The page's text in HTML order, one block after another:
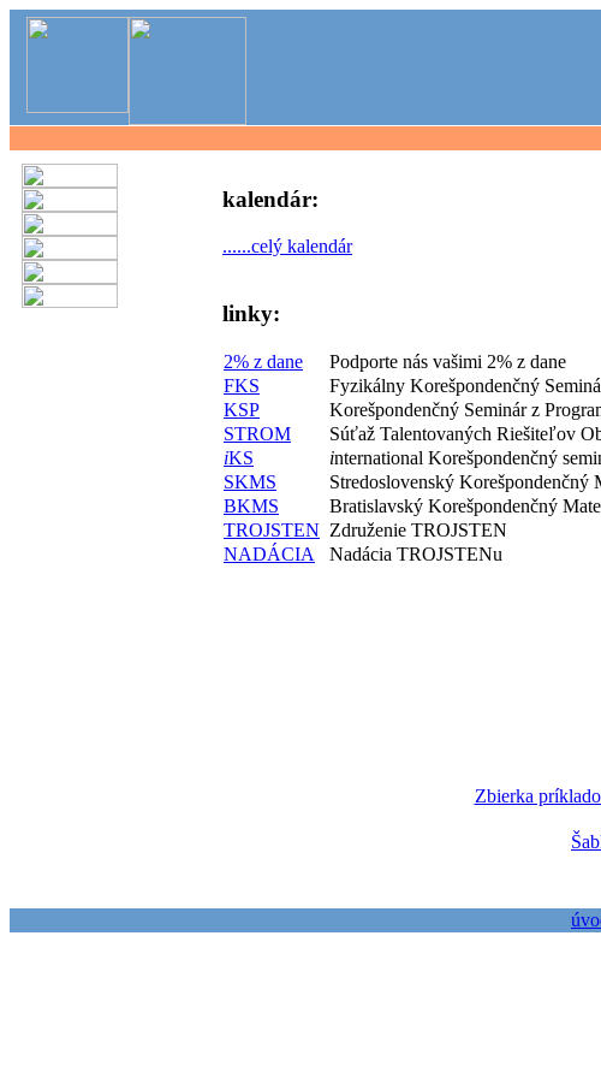
kalendár:
......celý kalendár
linky:
2% z dane
Podporte nás vašimi 2% z dane
FKS
Fyzikálny Korešpondenčný
KSP
Korešpondenčný Seminár z
STROM
Súťaž Talentovaných Riešiteľov
iKS international Korešpondenčný
SKMS
Stredoslovenský Korešpondenčný
BKMS
Bratislavský Korešpondenčný
TROJSTEN Združenie TROJSTEN
NADÁCIA
Nadácia TROJSTENu
Zbierka